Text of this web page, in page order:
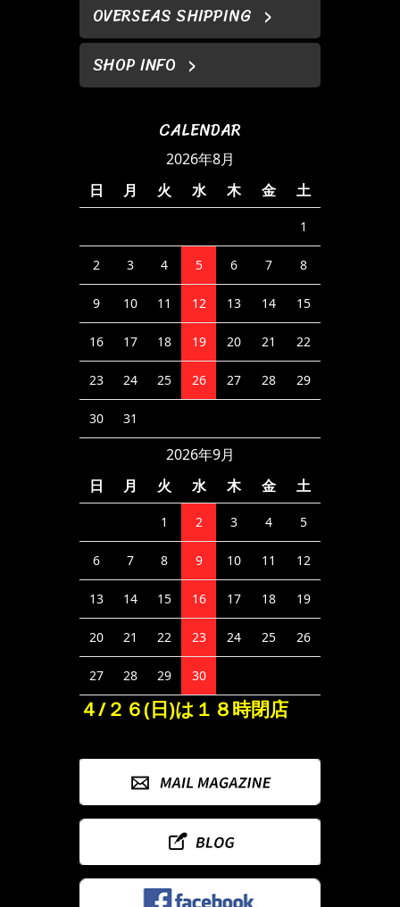
OVERSEAS SHIPPING
SHOP INFO
CALENDAR
2026年8月
日
月 火 水 木 金 土
1
2 3 4 5 6 7 8
9 10 11 12 13 14 15
16 17 18 19 20 21 22
23 24 25 26 27 28 29
30 31
2026年9月
日
月 火 水 木 金 土
1 2 3 4 5
6 7 8 9 10 11 12
13 14 15 16 17 18 19
20 21 22 23 24 25 26
27 28 29 30
４/２６(日)は１８時閉店